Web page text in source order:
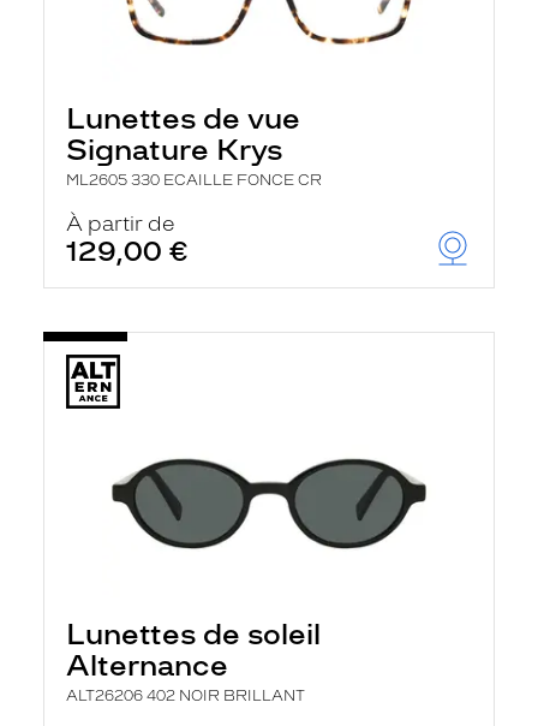
Lunettes de vue
Signature Krys
ML2605 330 ECAILLE FONCE CR
À partir de
129,00 €
Lunettes de soleil
Alternance
ALT26206 402 NOIR BRILLANT